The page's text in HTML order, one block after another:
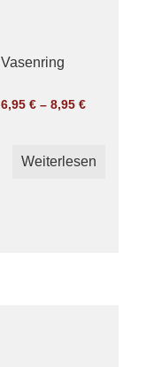
Vasenring
6,95 €– 8,95 €
Weiterlesen